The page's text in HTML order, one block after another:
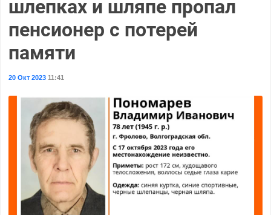
шлепках и шляпе пропал
пенсионер с потерей
памяти
20 Окт 202311:41